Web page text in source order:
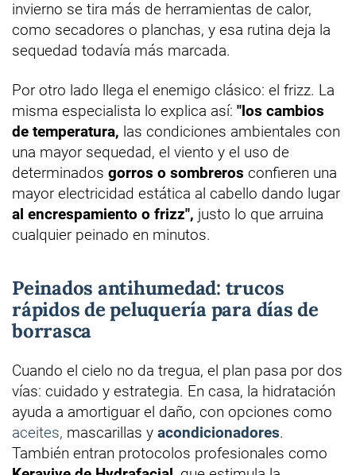
invierno se tira más de herramientas de calor,
como secadores o planchas, y esa rutina deja la
sequedad todavía más marcada.
Por otro lado llega el enemigo clásico: el frizz. La
misma especialista lo explica así: "los cambios
de temperatura, las condiciones ambientales con
una mayor sequedad, el viento y el uso de
determinados gorros o sombreros confieren una
mayor electricidad estática al cabello dando lugar
al encrespamiento o frizz", justo lo que arruina
cualquier peinado en minutos.
Peinados antihumedad: trucos
rápidos de peluquería para días de
borrasca
Cuando el cielo no da tregua, el plan pasa por dos
vías: cuidado y estrategia. En casa, la hidratación
ayuda a amortiguar el daño, con opciones como
aceites, mascarillas y acondicionadores.
También entran protocolos profesionales como